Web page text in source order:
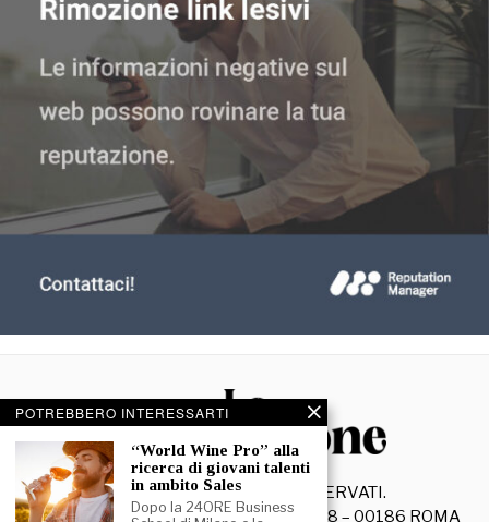
© 2026- TUTTI I DIRITTI RISERVATI.
La Discussione S.r.l. – Piazza Capranica, 78 – 00186 ROMA
POTREBBERO INTERESSARTI
“World Wine Pro” alla
ricerca di giovani talenti
in ambito Sales
Dopo la 24ORE Business